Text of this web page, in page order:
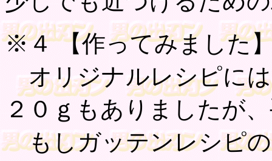
※４ 【作ってみました
オリジナルレシピに
２０ｇもありましたが
もしガッテンレシピの